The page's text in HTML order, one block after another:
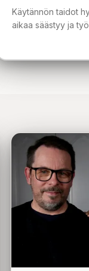
Käytännön taidot
aikaa säästyy ja